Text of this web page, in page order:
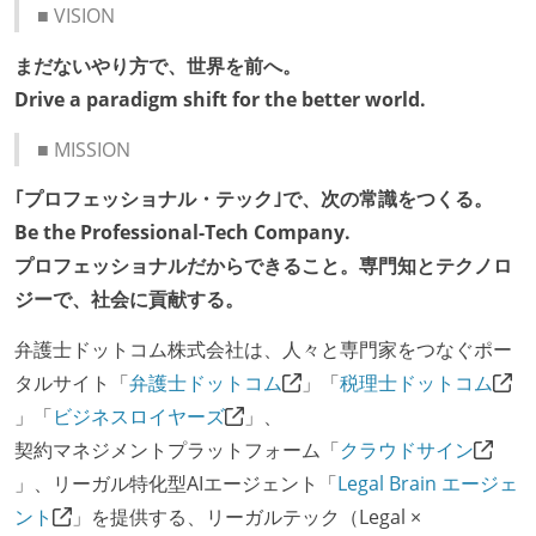
■ VISION
まだないやり方で、世界を前へ。
Drive a paradigm shift for the better world.
■ MISSION
｢プロフェッショナル・テック｣で、次の常識をつくる。
Be the Professional-Tech Company.
プロフェッショナルだからできること。専⾨知とテクノロ
ジーで、社会に貢献する。
弁護士ドットコム株式会社は、人々と専門家をつなぐポー
タルサイト「弁護士ドットコム 」「税理士ドットコム
」「ビジネスロイヤーズ
」、
契約マネジメントプラットフォーム「クラウドサイン
」、リーガル特化型AIエージェント「Legal Brain エージェ
ント
」を提供する、リーガルテック（Legal ×